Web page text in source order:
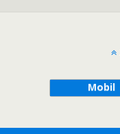
Mobil